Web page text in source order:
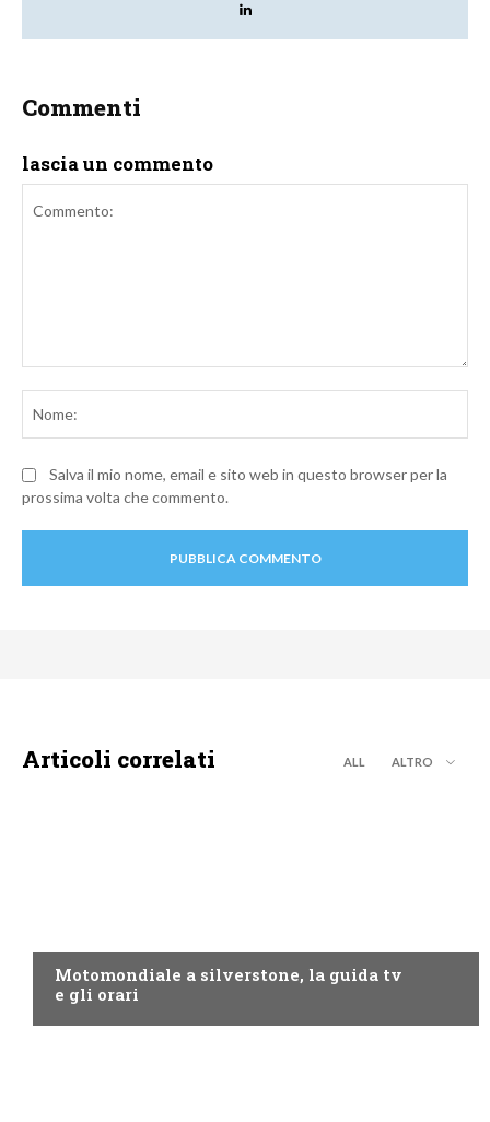
Commenti
lascia un commento
Salva il mio nome, email e sito web in questo browser per la
prossima volta che commento.
Articoli correlati ALL ALTRO
Motomondiale a silverstone, la guida tv
e gli orari